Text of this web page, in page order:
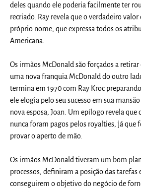
deles quando ele poderia facilmente ter
recriado. Ray revela que o verdadeiro
próprio nome, que expressa todos os
Americana.
Os irmãos McDonald são forçados a retirar
uma nova franquia McDonald do outro
termina em 1970 com Ray Kroc
ele elogia pelo seu sucesso em sua
nova esposa, Joan. Um epílogo revela que
nunca foram pagos pelos royalties, já que
provar o aperto de mão.
Os irmãos McDonald tiveram um bom
processos, definiram a posição das tarefas
conseguirem o objetivo do negócio de